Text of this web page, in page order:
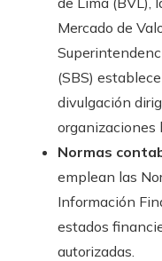
Mercado de
(SBS)
divulgación
organizaciones
Normas
emplean las
Información
estados
autorizadas.